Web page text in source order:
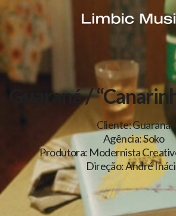
Guaraná /
Cliente: Guaraná
Agência: Soko
Produtora: Modernista
Direção: André